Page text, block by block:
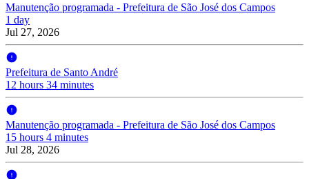
Manutenção programada - Prefeitura de São José dos Campos
1 day
Jul 27, 2026
Prefeitura de Santo André
12 hours 34 minutes
Manutenção programada - Prefeitura de São José dos Campos
15 hours 4 minutes
Jul 28, 2026